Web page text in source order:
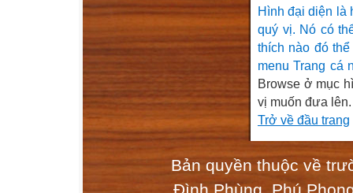
Hình đại diện là
quý vị. Nó có
thích nào đó
menu Trang cá
Browse ở mục
vị muốn đưa lên.
Trở về đầu trang
Bản quyền thuộc về